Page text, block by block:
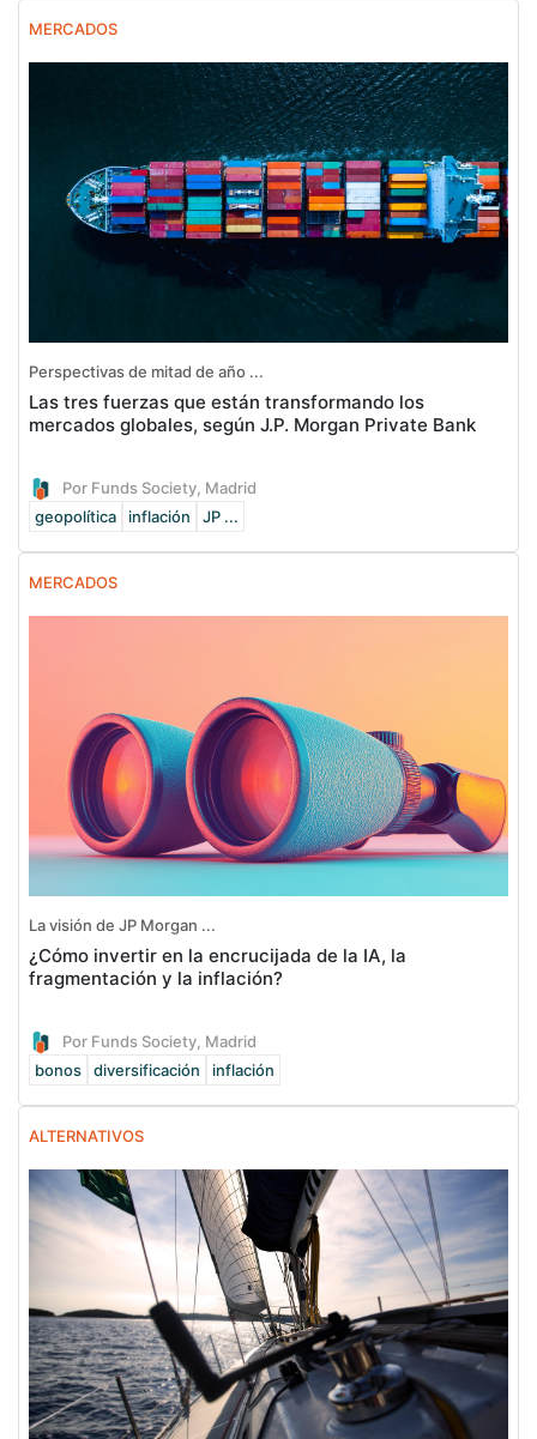
MERCADOS
Perspectivas de mitad de año ...
Las tres fuerzas que están transformando los
mercados globales, según J.P. Morgan Private Bank
Por Funds Society, Madrid
geopolítica
inflación JP ...
MERCADOS
La visión de JP Morgan ...
¿Cómo invertir en la encrucijada de la IA, la
fragmentación y la inflación?
Por Funds Society, Madrid
bonos
diversificación inflación
ALTERNATIVOS